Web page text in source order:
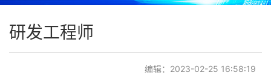
加入星心
研发工程师
编辑：2023-02-25 16:58:19